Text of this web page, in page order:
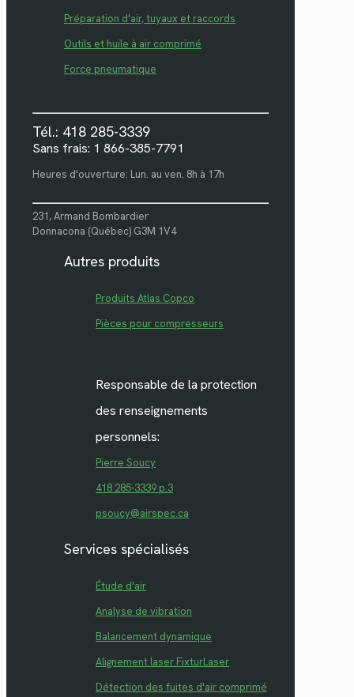
Préparation d'air, tuyaux et raccords
Outils et huile à air comprimé
Force pneumatique
Tél.: 418 285-3339
Sans frais: 1 866-385-7791
Heures d'ouverture: Lun. au ven. 8h à 17h
231, Armand Bombardier
Donnacona (Québec) G3M 1V4
Autres produits
Produits Atlas Copco
Pièces pour compresseurs
Responsable de la protection
des renseignements
personnels:
Pierre Soucy
418 285-3339 p.3
psoucy@airspec.ca
Services spécialisés
Étude d'air
Analyse de vibration
Balancement dynamique
Alignement laser FixturLaser
Détection des fuites d'air comprimé